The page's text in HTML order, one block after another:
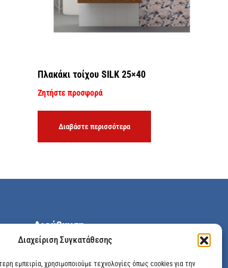
Διαχείριση Συγκατάθεσης
εμπειρία, χρησιμοποιούμε τεχνολογίες όπως cookies για την
Πλακάκι τοίχου SILK 25×40
Ζητήστε προσφορά
Διαβάστε περισσότερα
Διεύθυνση
Μεγάλης Χώρας 89, Αγρίνιο, Τ.Κ: 30100